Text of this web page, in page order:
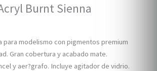
Burnt Sienna
para modelismo con pigmentos premium
Gran cobertura y acabado mate.
y aer?grafo. Incluye agitador de vidrio.